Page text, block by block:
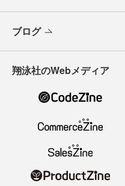
ブログ
翔泳社のWebメディア